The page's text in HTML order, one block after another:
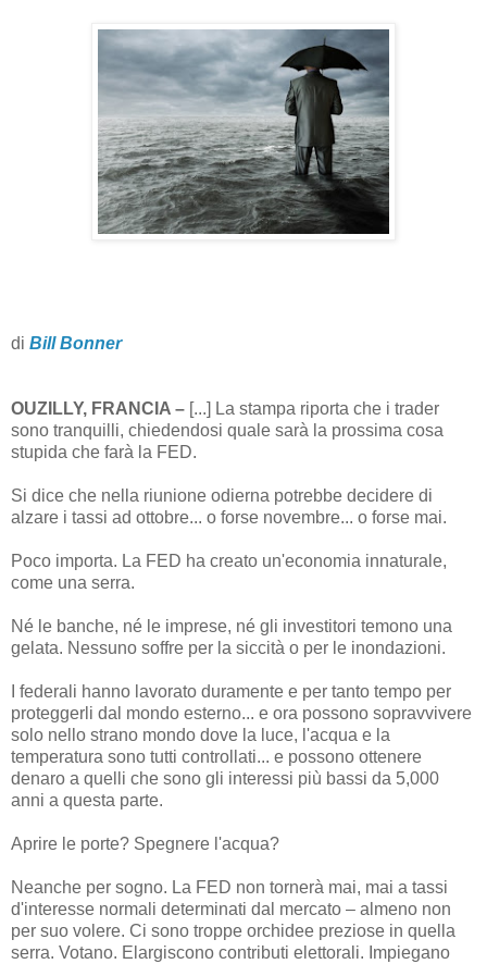
di Bill Bonner
OUZILLY, FRANCIA – [...] La stampa riporta che i trader
sono tranquilli, chiedendosi quale sarà la prossima cosa
stupida che farà la FED.
Si dice che nella riunione odierna potrebbe decidere di
alzare i tassi ad ottobre... o forse novembre... o forse mai.
Poco importa. La FED ha creato un'economia innaturale,
come una serra.
Né le banche, né le imprese, né gli investitori temono una
gelata. Nessuno soffre per la siccità o per le inondazioni.
I federali hanno lavorato duramente e per tanto tempo per
proteggerli dal mondo esterno... e ora possono sopravvivere
solo nello strano mondo dove la luce, l'acqua e la
temperatura sono tutti controllati... e possono ottenere
denaro a quelli che sono gli interessi più bassi da 5,000
anni a questa parte.
Aprire le porte? Spegnere l'acqua?
Neanche per sogno. La FED non tornerà mai, mai a tassi
d'interesse normali determinati dal mercato – almeno non
per suo volere. Ci sono troppe orchidee preziose in quella
serra. Votano. Elargiscono contributi elettorali. Impiegano